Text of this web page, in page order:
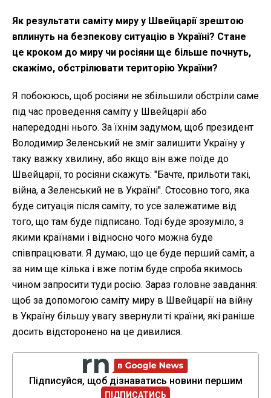
Як результати саміту миру у Швейцарії зрештою
вплинуть на безпекову ситуацію в Україні? Стане
це кроком до миру чи росіяни ще більше почнуть,
скажімо, обстрілювати територію України?
Я побоююсь, щоб росіяни не збільшили обстріли саме
під час проведення саміту у Швейцарії або
напередодні нього. За їхнім задумом, щоб президент
Володимир Зеленський не зміг залишити Україну у
таку важку хвилину, або якщо він вже поїде до
Швейцарії, то росіяни скажуть: "Бачте, прильоти такі,
війна, а Зеленський не в Україні". Стосовно того, яка
буде ситуація після саміту, то усе залежатиме від
того, що там буде підписано. Тоді буде зрозуміло, з
якими країнами і відносно чого можна буде
співпрацювати. Я думаю, що це буде перший саміт, а
за ним ще кілька і вже потім буде спроба якимось
чином запросити туди росію. Зараз головне завдання:
щоб за допомогою саміту миру в Швейцарії на війну
в Україну більшу увагу звернули ті країни, які раніше
досить відсторонено на це дивилися.
Підписуйся, щоб дізнаватись новини першим
ПІДПИСАТИСЬ